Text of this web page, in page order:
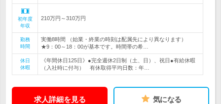
初年度
年収
210万円～310万円
勤務
時間
実働8時間 （始業・終業の時刻は配属先により異なります）
★9：00～18：00が基本です。時間帯の希…
休日
休暇
《年間休日125日》●完全週休2日制（土、日）、祝日●有給休暇
（入社時に付与） 有休取得平均日数：年…
求人詳細を見る 気になる